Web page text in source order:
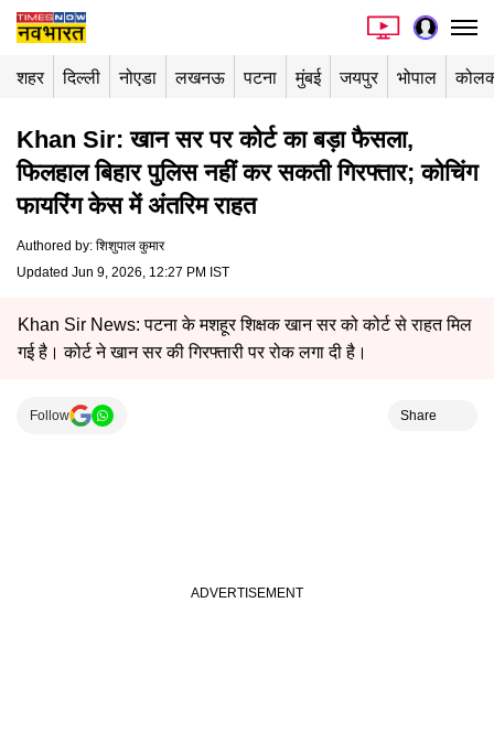
शहर दिल्ली नोएडा लखनऊ पटना मुंबई जयपुर भोपाल
Khan Sir: खान सर पर कोर्ट का बड़ा फैसला,
फिलहाल बिहार पुलिस नहीं कर सकती गिरफ्तार; कोचिंग
फायरिंग केस में अंतरिम राहत
Authored by: शिशुपाल कुमार
Updated Jun 9, 2026, 12:27 PM IST
Khan Sir News: पटना के मशहूर शिक्षक खान सर को कोर्ट से राहत मिल
गई है। कोर्ट ने खान सर की गिरफ्तारी पर रोक लगा दी है।
Follow Share